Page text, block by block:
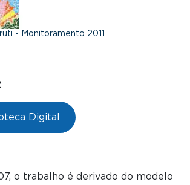
- Monitoramento 2011
Digital
o trabalho é derivado do modelo